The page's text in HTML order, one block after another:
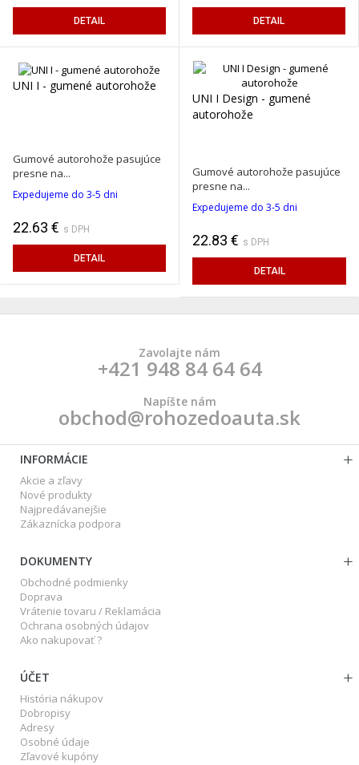
DETAIL DETAIL
UNI I - gumené autorohože
Gumové autorohože pasujúce
presne na...
Expedujeme do 3-5 dni
22.63 € s DPH
DETAIL
UNI I Design - gumené
autorohože
Gumové autorohože pasujúce
presne na...
Expedujeme do 3-5 dni
22.83 € s DPH
DETAIL
Zavolajte nám
+421 948 84 64 64
Napíšte nám
obchod@rohozedoauta.sk
INFORMÁCIE
Akcie a zľavy
Nové produkty
Najpredávanejšie
Zákaznícka podpora
DOKUMENTY
Obchodné podmienky
Doprava
Vrátenie tovaru / Reklamácia
Ochrana osobných údajov
Ako nakupovať ?
ÚČET
História nákupov
Dobropisy
Adresy
Osobné údaje
Zľavové kupóny